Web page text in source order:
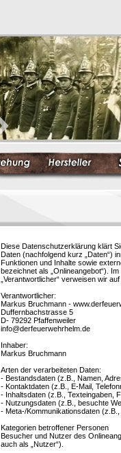
Diese Datenschutzerklärung klärt
Daten (nachfolgend kurz „Daten“)
Funktionen und Inhalte sowie
bezeichnet als „Onlineangebot“).
„Verantwortlicher“ verweisen wir
Verantwortlicher:
Markus Bruchmann -
Duffernbachstrasse 5
D- 79292 Pfaffenweiler
info@derfeuerwehrhelm.de
Inhaber:
Markus Bruchmann
Arten der verarbeiteten Daten:
- Bestandsdaten (z.B., Namen,
- Kontaktdaten (z.B., E-Mail,
- Inhaltsdaten (z.B., Texteingaben,
- Nutzungsdaten (z.B., besuchte
- Meta-/Kommunikationsdaten
Kategorien betroffener Personen
Besucher und Nutzer des
auch als „Nutzer“).